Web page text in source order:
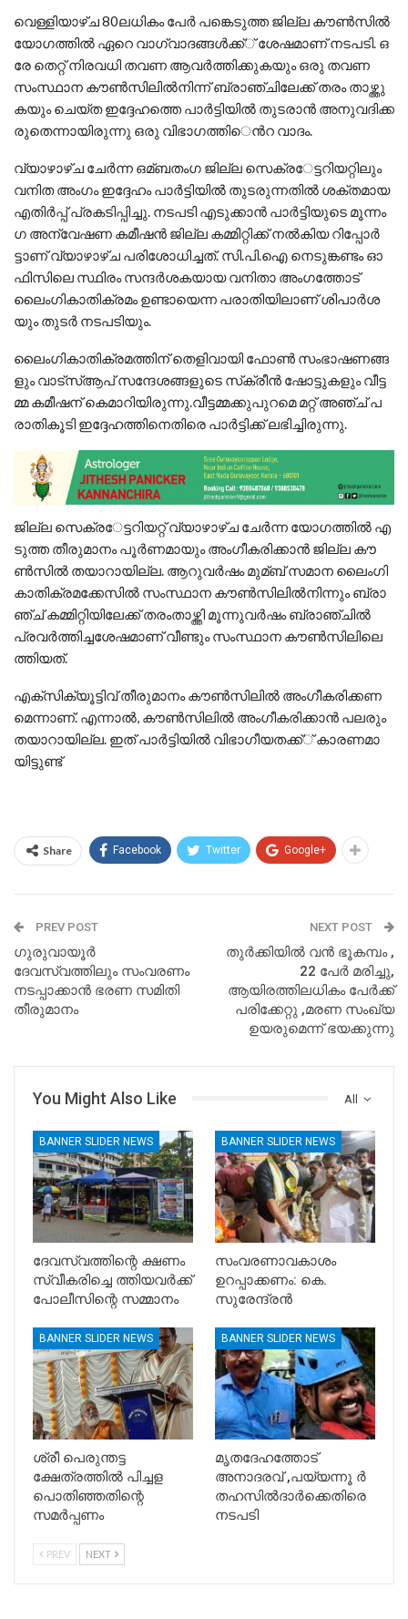
വെ​ള്ളി​യാ​ഴ്ച 80ല​ധി​കം പേ​ര്‍ പ​​ങ്കെ​ടു​ത്ത ജി​ല്ല കൗ​ണ്‍​സി​ല്‍
യോ​ഗ​ത്തി​ല്‍ ഏ​റെ വാ​ഗ്വാ​ദ​ങ്ങ​ള്‍​ക്ക്് ശേ​ഷ​മാ​ണ് ന​ട​പ​ടി. ഒ​
രേ തെ​റ്റ് നി​ര​വ​ധി ത​വ​ണ ആ​വ​ര്‍​ത്തി​ക്കു​ക​യും ഒ​രു ത​വ​ണ
സം​സ്ഥാ​ന കൗ​ണ്‍​സി​ലി​ല്‍​നി​ന്ന്​ ബ്രാ​ഞ്ചി​ലേ​ക്ക് ത​രം താ​ഴ്ത്തു​
ക​യും ചെ​യ്ത ഇ​ദ്ദേ​ഹ​ത്തെ പാ​ര്‍​ട്ടി​യി​ല്‍ തു​ട​രാ​ന്‍ അ​നു​വ​ദി​ക്ക​
രു​തെ​ന്നാ​യി​രു​ന്നു ഒ​രു വി​ഭാ​ഗ​ത്തി​െന്‍റ വാ​ദം.
വ്യാ​ഴാ​ഴ്ച ചേ​ര്‍​ന്ന ഒ​മ്ബ​തം​ഗ ജി​ല്ല സെ​ക്ര​േ​ട്ട​റി​യ​റ്റി​ലും
വ​നി​ത അം​ഗം ഇ​​ദ്ദേ​ഹം പാ​ര്‍​ട്ടി​യി​ല്‍ തു​ട​രു​ന്ന​തി​ല്‍ ശ​ക്ത​മാ​യ
എ​തി​ര്‍​പ്പ് പ്ര​ക​ടി​പ്പി​ച്ചു. ന​ട​പ​ടി എ​ടു​ക്കാ​ന്‍ പാ​ര്‍​ട്ടി​യു​ടെ മൂ​ന്നം​
ഗ അ​ന്വേ​ഷ​ണ ക​മീ​ഷ​ന്‍ ജി​ല്ല ക​മ്മി​റ്റി​ക്ക് ന​ല്‍​കി​യ റി​പ്പോ​ര്‍​
ട്ടാ​ണ് വ്യാ​ഴാ​ഴ്ച പ​രി​ശോ​ധി​ച്ച​ത്. സി.​പി.​ഐ നെ​ടു​ങ്ക​ണ്ടം ഓ​
ഫി​സി​ലെ സ്ഥി​രം സ​ന്ദ​ര്‍​ശ​ക​യാ​യ വ​നി​താ അം​ഗ​ത്തോ​ട്
ലൈം​ഗി​കാ​തി​ക്ര​മം ഉ​ണ്ടാ​യെ​ന്ന പ​രാ​തി​യി​ലാ​ണ് ശി​പാ​ര്‍​ശ​
യും തു​ട​ര്‍ ന​ട​പ​ടി​യും.
ലൈം​ഗി​കാ​തി​ക്ര​മ​ത്തി​ന് തെ​ളി​വാ​യി ഫോ​ണ്‍ സം​ഭാ​ഷ​ണ​ങ്ങ​
ളും വാ​ട്സ്​​ആ​പ് സ​ന്ദേ​ശ​ങ്ങ​ളു​ടെ സ്​​ക്രീ​ന്‍ ഷോ​ട്ടു​ക​ളും വീ​ട്ട​
മ്മ ക​മീ​ഷ​ന് കെ​മാ​റി​യി​രു​ന്നു.വീ​ട്ട​മ്മ​ക്കു​പു​റ​മെ മ​റ്റ് അ​ഞ്ച് പ​
രാ​തി​കൂ​ടി ഇ​ദ്ദേ​ഹ​ത്തി​നെ​തി​രെ പാ​ര്‍​ട്ടി​ക്ക് ല​ഭി​ച്ചി​രു​ന്നു.
ജി​ല്ല സെ​ക്ര​േ​ട്ട​റി​യ​റ്റ്​ വ്യാ​ഴാ​ഴ്ച ചേ​ര്‍​ന്ന യോ​ഗ​ത്തി​ല്‍ എ​
ടു​ത്ത തീ​രു​മാ​നം പൂ​ര്‍​ണ​മാ​യും അം​ഗീ​ക​രി​ക്കാ​ന്‍ ജി​ല്ല കൗ​
ണ്‍​സി​ല്‍ ത​യാ​റാ​യി​ല്ല. ആ​റു​വ​ര്‍​ഷം മു​മ്ബ് സ​മാ​ന ലൈം​ഗി​
കാ​തി​ക്ര​മ​ക്കേ​സി​ല്‍ സം​സ്ഥാ​ന കൗ​ണ്‍​സി​ലി​ല്‍​നി​ന്നും ബ്രാ​
ഞ്ച് ക​മ്മി​റ്റി​യി​ലേ​ക്ക് ത​രം​താ​ഴ്ത്തി മൂ​ന്നു​വ​ര്‍​ഷം ബ്രാ​ഞ്ചി​ല്‍
പ്ര​വ​ര്‍​ത്തി​ച്ച​ശേ​ഷ​മാ​ണ്​ വീ​ണ്ടും സം​സ്ഥാ​ന കൗ​ണ്‍​സി​ലി​ലെ​
ത്തി​യ​ത്.
എ​ക്സി​ക്യൂ​ട്ടി​വ് തീ​രു​മാ​നം കൗ​ണ്‍​സി​ലി​ല്‍ അം​ഗീ​ക​രി​ക്ക​ണ​
മെ​ന്നാ​ണ്. എ​ന്നാ​ല്‍, കൗ​ണ്‍​സി​ലി​ല്‍ അം​ഗീ​ക​രി​ക്കാ​ന്‍ പ​ല​രും
ത​യാ​റാ​യി​ല്ല. ഇ​ത് പാ​ര്‍​ട്ടി​യി​ല്‍ വി​ഭാ​ഗീ​യ​ത​ക്ക്് കാ​ര​ണ​മാ​
യി​ട്ടു​ണ്ട്
Share Facebook Twitter Google+
PREV POST
ഗുരുവായൂർ
ദേവസ്വത്തിലും സംവരണം
നടപ്പാക്കാൻ ഭരണ സമിതി
തീരുമാനം
NEXT POST
തുർക്കിയിൽ വൻ ഭൂകമ്പം ,
22 പേർ മരിച്ചു,
ആയിരത്തിലധികം പേർക്ക്
പരിക്കേറ്റു ,മരണ സംഖ്യ
ഉയരുമെന്ന് ഭയക്കുന്നു
All
You Might Also Like
BANNER SLIDER NEWS
ദേവസ്വത്തിന്റെ ക്ഷണം
സ്വീകരിച്ചെ ത്തിയവർക്ക്
പോലീസിന്റെ സമ്മാനം
BANNER SLIDER NEWS
സംവരണാവകാശം
ഉറപ്പാക്കണം: കെ.
സുരേന്ദ്രൻ
BANNER SLIDER NEWS
ശ്രീ പെരുന്തട്ട
ക്ഷേത്രത്തിൽ പിച്ചള
പൊതിഞ്ഞതിന്റെ
സമർപ്പണം
BANNER SLIDER NEWS
മൃതദേഹത്തോട്
അനാദരവ് ,പയ്യന്നൂ ർ
തഹസിൽദാർക്കെതിരെ
നടപടി
PREV NEXT